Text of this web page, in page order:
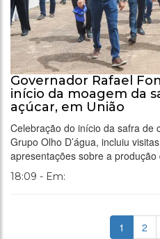
Governador Rafael
início da moagem da
açúcar, em União
Celebração do início da safra de
Grupo Olho D’água, incluiu
apresentações sobre a
18:09 - Em:
1 2